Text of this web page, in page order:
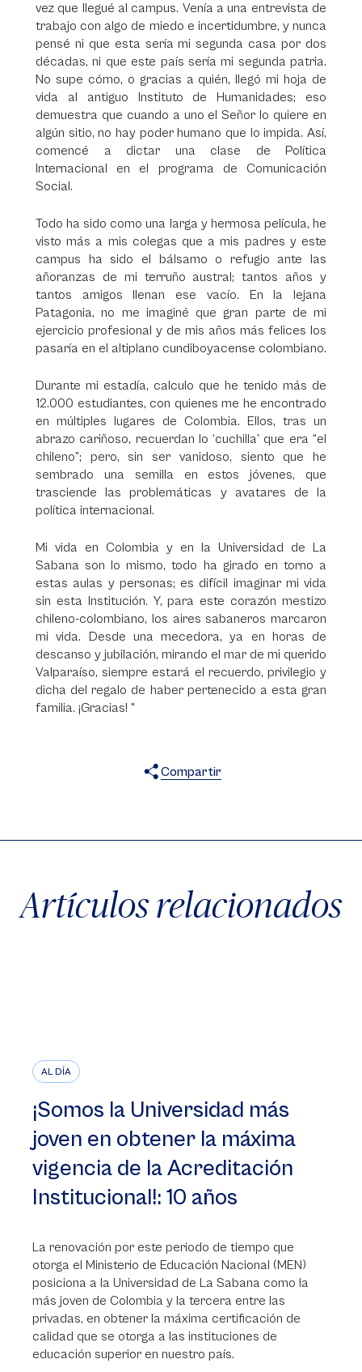
vez que llegué al campus. Venía a una entrevista de
trabajo con algo de miedo e incertidumbre, y nunca
pensé ni que esta sería mi segunda casa por dos
décadas, ni que este país sería mi segunda patria.
No supe cómo, o gracias a quién, llegó mi hoja de
vida al antiguo Instituto de Humanidades; eso
demuestra que cuando a uno el Señor lo quiere en
algún sitio, no hay poder humano que lo impida. Así,
comencé a dictar una clase de Política
Internacional en el programa de Comunicación
Social.
Todo ha sido como una larga y hermosa película, he
visto más a mis colegas que a mis padres y este
campus ha sido el bálsamo o refugio ante las
añoranzas de mi terruño austral; tantos años y
tantos amigos llenan ese vacío. En la lejana
Patagonia, no me imaginé que gran parte de mi
ejercicio profesional y de mis años más felices los
pasaría en el altiplano cundiboyacense colombiano.
Durante mi estadía, calculo que he tenido más de
12.000 estudiantes, con quienes me he encontrado
en múltiples lugares de Colombia. Ellos, tras un
abrazo cariñoso, recuerdan lo ‘cuchilla’ que era “el
chileno”; pero, sin ser vanidoso, siento que he
sembrado una semilla en estos jóvenes, que
trasciende las problemáticas y avatares de la
política internacional.
Mi vida en Colombia y en la Universidad de La
Sabana son lo mismo, todo ha girado en torno a
estas aulas y personas; es difícil imaginar mi vida
sin esta Institución. Y, para este corazón mestizo
chileno-colombiano, los aires sabaneros marcaron
mi vida. Desde una mecedora, ya en horas de
descanso y jubilación, mirando el mar de mi querido
Valparaíso, siempre estará el recuerdo, privilegio y
dicha del regalo de haber pertenecido a esta gran
familia. ¡Gracias! "
Compartir
Artículos relacionados
AL DÍA
¡Somos la Universidad más
joven en obtener la máxima
vigencia de la Acreditación
Institucional!: 10 años
La renovación por este periodo de tiempo que
otorga el Ministerio de Educación Nacional (MEN)
posiciona a la Universidad de La Sabana como la
más joven de Colombia y la tercera entre las
privadas, en obtener la máxima certificación de
calidad que se otorga a las instituciones de
educación superior en nuestro país.